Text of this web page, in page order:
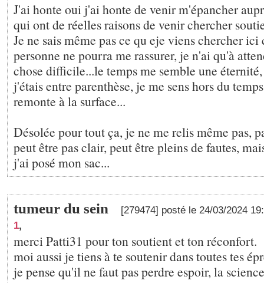
J'ai honte oui j'ai honte de venir m'épancher
qui ont de réelles raisons de venir chercher
Je ne sais même pas ce qu eje viens chercher
personne ne pourra me rassurer, je n'ai qu'à
chose difficile...le temps me semble une
j'étais entre parenthèse, je me sens hors du
remonte à la surface...
Désolée pour tout ça, je ne me relis même pas,
peut être pas clair, peut être pleins de fautes,
j'ai posé mon sac...
tumeur du sein
[279474] posté le 24/03/2024
1,
merci Patti31 pour ton soutient et ton réconfort.
moi aussi je tiens à te soutenir dans toutes tes
je pense qu'il ne faut pas perdre espoir, la